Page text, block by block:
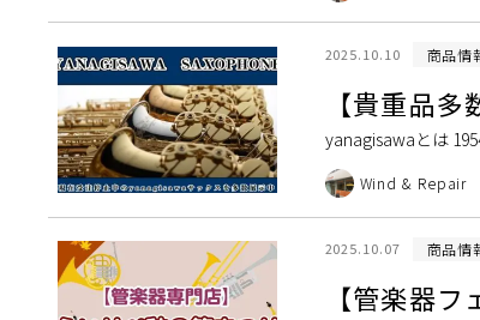
2025.10.10 商品情
【貴重品
yanagisawaとは
内唯一のサックス
Wind & Repair
2025.10.07 商品情
【管楽器